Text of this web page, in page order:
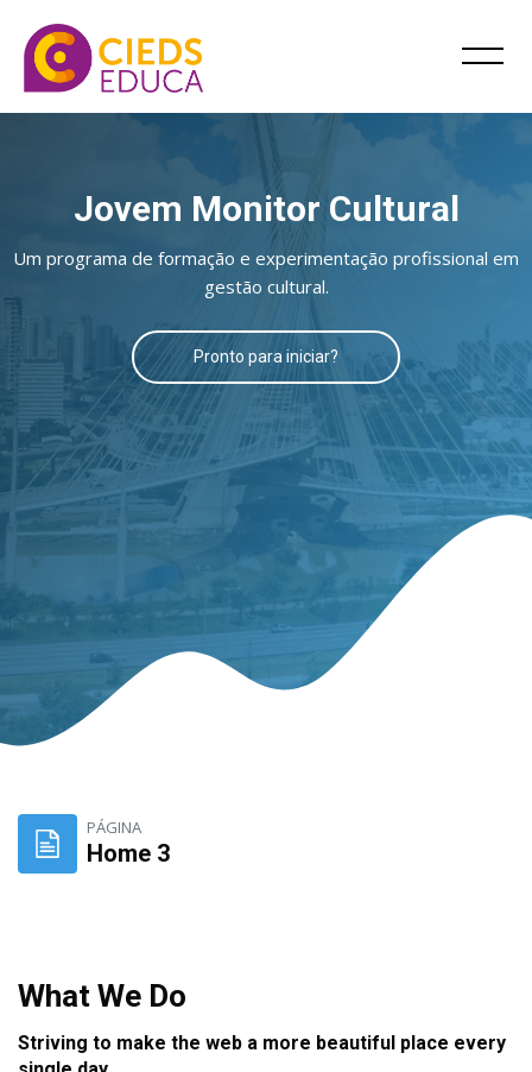
Jovem Monitor Cultural
Um programa de formação e experimentação profissional em
gestão cultural.
Pronto para iniciar?
PÁGINA
Home 3
What We Do
Striving to make the web a more beautiful place every